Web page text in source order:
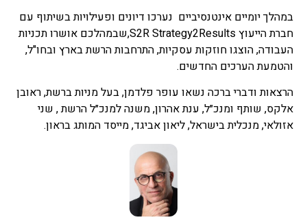
במהלך יומיים אינטנסיביים נערכו דיונים ופעילויות בשיתוף עם
חברת הייעוץ S2R Strategy2Results,שבמהלכם אושרו תכניות
העבודה, הוצגו חוזקות עסקיות, התרחבות הרשת בארץ ובחו"ל,
והטמעת הערכים החדשים.
הרצאות ודברי ברכה נשאו עופר פלדמן, בעל מניות ברשת, ראובן
אלקס, שותף ומנכ״ל, ענת אהרון, משנה למנכ״ל הרשת , שני
אזולאי, מנכלית בישראל, ליאון אביגד, מייסד המותג בראון.